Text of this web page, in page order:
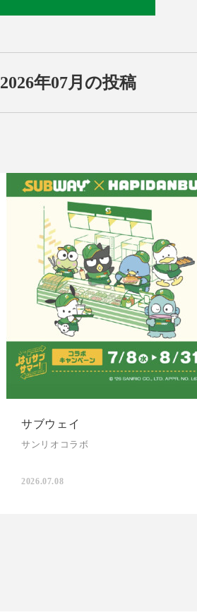
2026年07月の投稿
サブウェイ
サンリオコラボ
2026.07.08